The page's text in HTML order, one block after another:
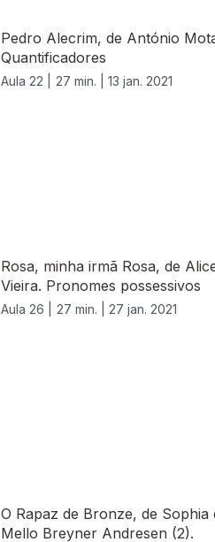
Pedro Alecrim, de António
Quantificadores
Aula 22 | 27 min. | 13 jan. 2021
Rosa, minha irmã Rosa, de
Vieira. Pronomes possessivos
Aula 26 | 27 min. | 27 jan. 2021
O Rapaz de Bronze, de Sophia
Mello Breyner Andresen (2).